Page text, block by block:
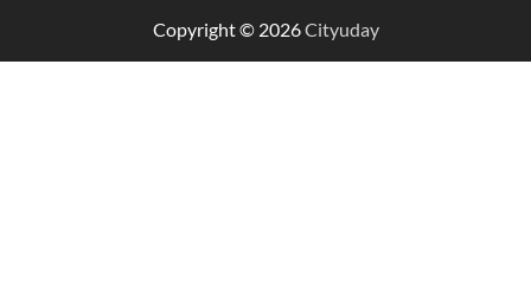
Copyright © 2026Cityuday